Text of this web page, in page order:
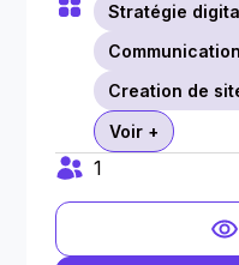
Stratégie
Creation de
Voir +
1